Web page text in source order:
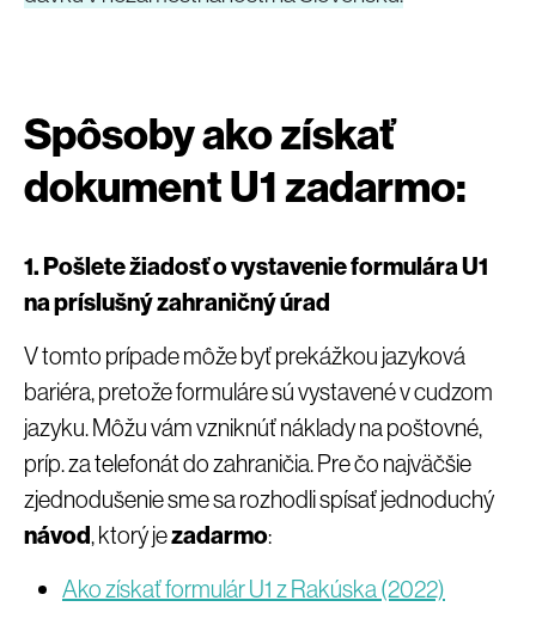
Spôsoby ako získať
dokument U1 zadarmo:
1. Pošlete žiadosť o vystavenie formulára U1
na príslušný zahraničný úrad
V tomto prípade môže byť prekážkou jazyková
bariéra, pretože formuláre sú vystavené v cudzom
jazyku. Môžu vám vzniknúť náklady na poštovné,
príp. za telefonát do zahraničia. Pre čo najväčšie
zjednodušenie sme sa rozhodli spísať jednoduchý
návod, ktorý jezadarmo:
Ako získať formulár U1 z Rakúska (2022)